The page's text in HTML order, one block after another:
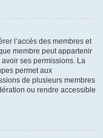
l’accès des membres et
membre peut appartenir
ses permissions. La
permet aux
de plusieurs membres
ou rendre accessible